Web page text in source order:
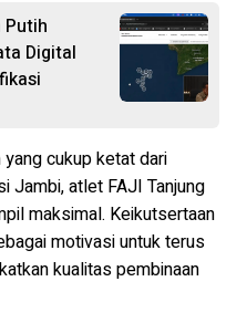
Putih
Digital
cukup ketat dari
Jambi, atlet FAJI Tanjung
maksimal. Keikutsertaan
motivasi untuk terus
kualitas pembinaan